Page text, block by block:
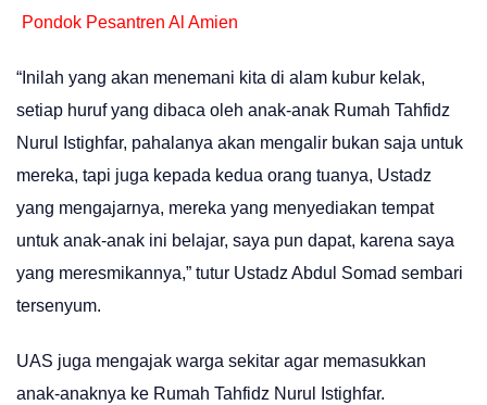
Pondok Pesantren Al Amien
“Inilah yang akan menemani kita di alam kubur kelak,
setiap huruf yang dibaca oleh anak-anak Rumah Tahfidz
Nurul Istighfar, pahalanya akan mengalir bukan saja untuk
mereka, tapi juga kepada kedua orang tuanya, Ustadz
yang mengajarnya, mereka yang menyediakan tempat
untuk anak-anak ini belajar, saya pun dapat, karena saya
yang meresmikannya,” tutur Ustadz Abdul Somad sembari
tersenyum.
UAS juga mengajak warga sekitar agar memasukkan
anak-anaknya ke Rumah Tahfidz Nurul Istighfar.